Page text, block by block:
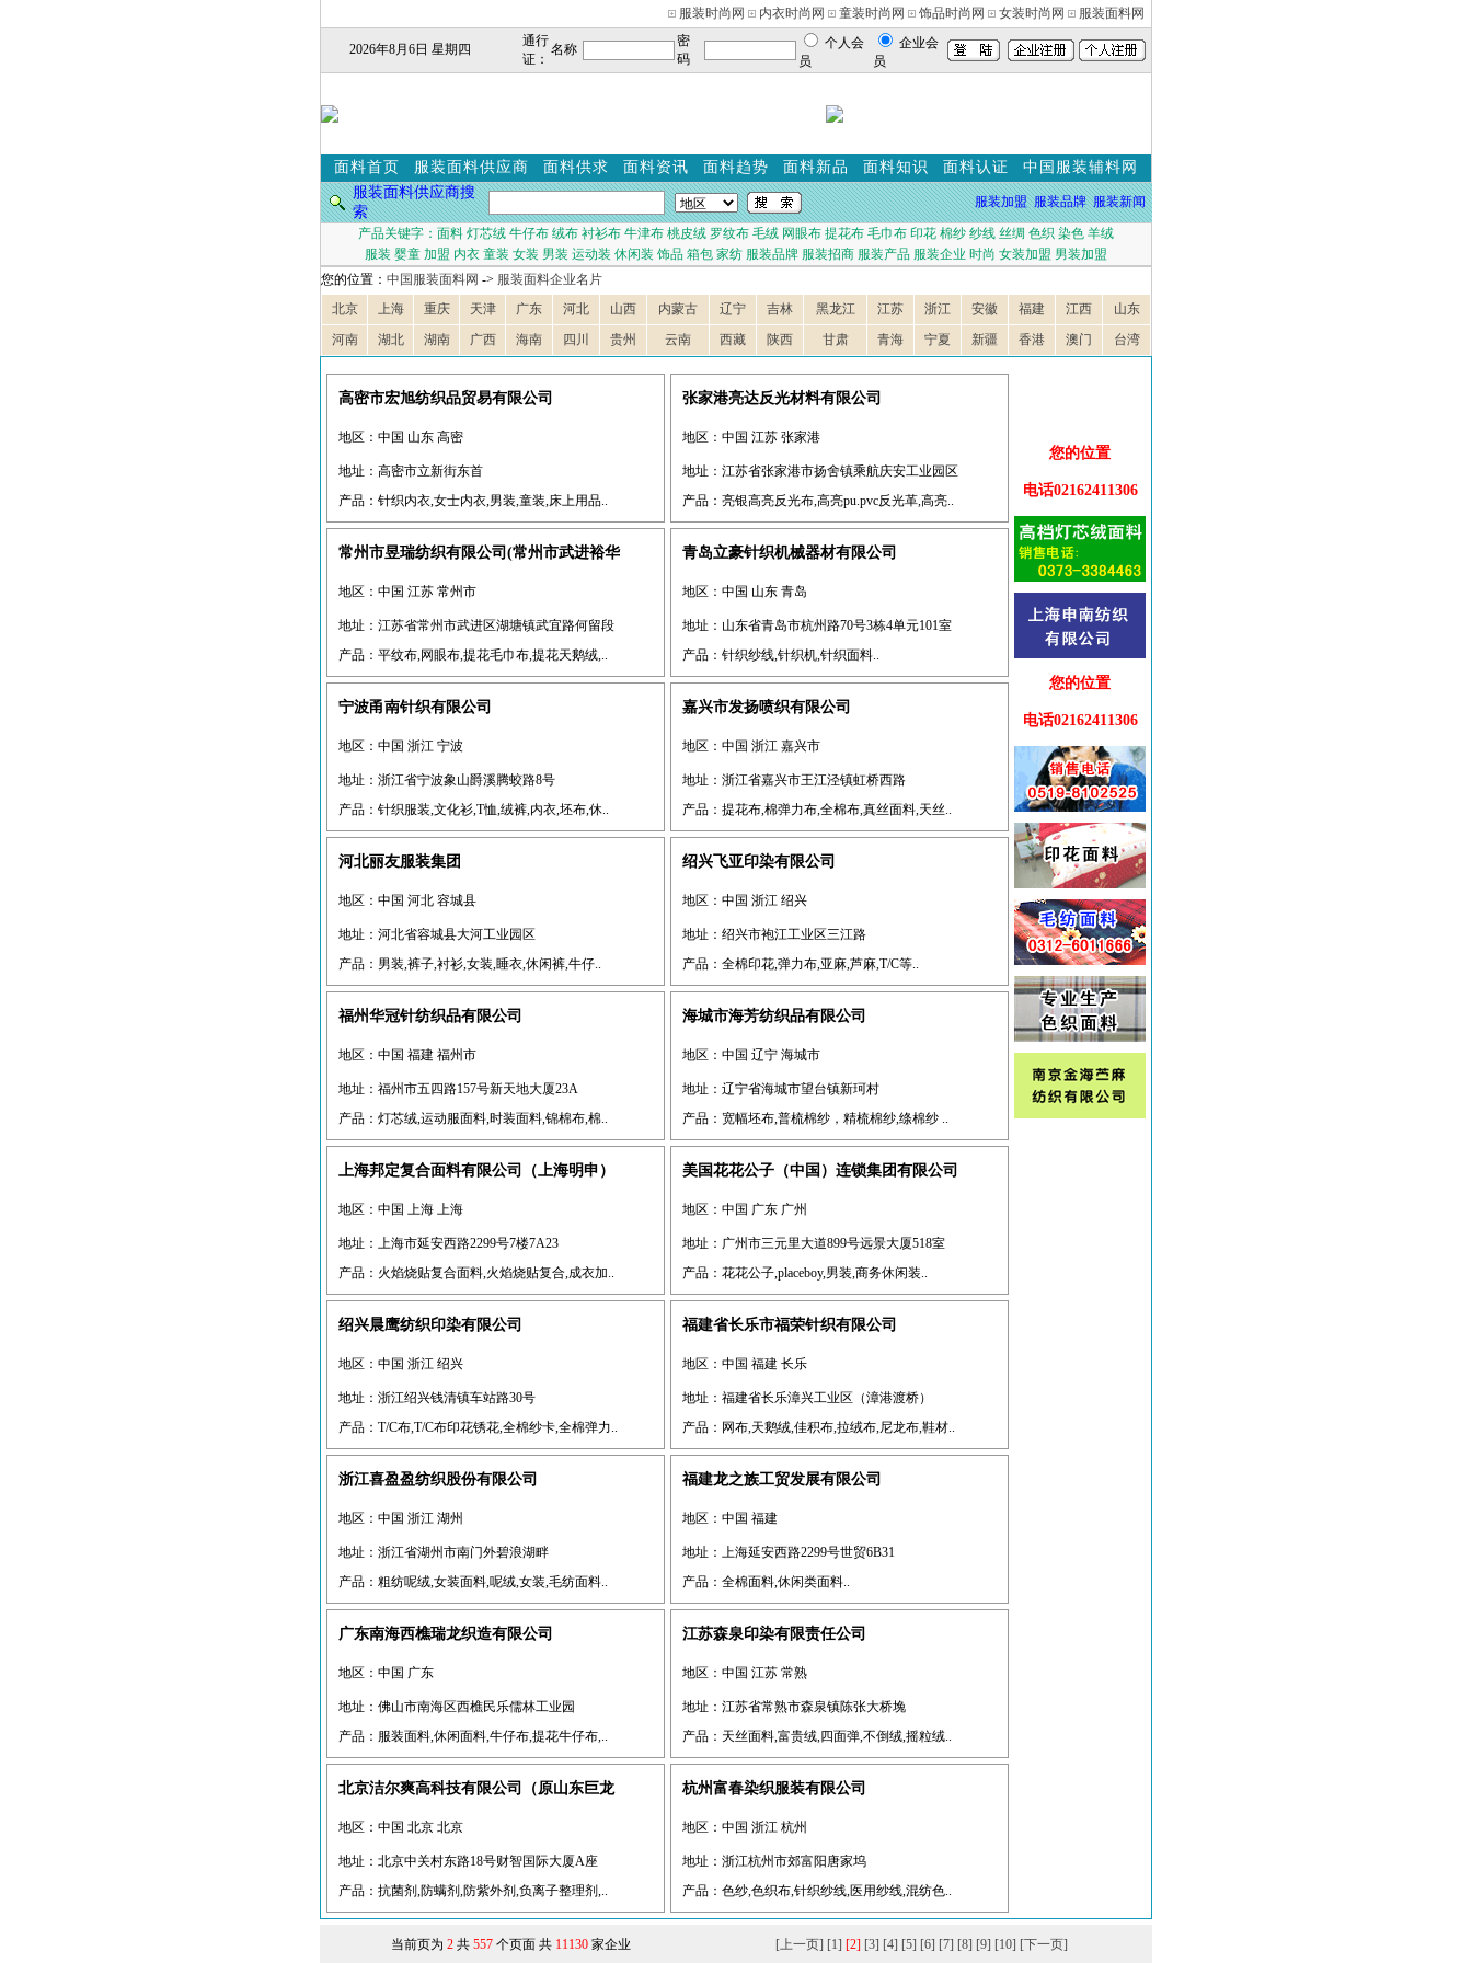
服装时尚网 内衣时尚网 童装时尚网 饰品时尚网 女装时尚网 服装面料网
2026年8月6日 星期四
通行
证：
名称
密
码
个人会
员
企业会
员
面料首页 服装面料供应商 面料供求 面料资讯 面料趋势 面料新品 面料知识 面料认证
中国服装辅料网
服装面料供应商搜
索
服装加盟 服装品牌 服装新闻
产品关键字： 面料 灯芯绒 牛仔布 绒布 衬衫布 牛津布 桃皮绒 罗纹布 毛绒 网眼布 提花布 毛巾布 印花 棉纱 纱线 丝绸 色织 染色 羊绒
服装 婴童 加盟 内衣 童装 女装 男装 运动装 休闲装 饰品 箱包 家纺 服装品牌 服装招商 服装产品 服装企业 时尚 女装加盟 男装加盟
您的位置： 中国服装面料网 -> 服装面料企业名片
北京
上海 重庆 天津 广东 河北 山西 内蒙古 辽宁 吉林 黑龙江 江苏 浙江 安徽 福建 江西
山东
河南
湖北 湖南 广西 海南 四川 贵州 云南 西藏 陕西 甘肃 青海 宁夏 新疆 香港 澳门 台湾
高密市宏旭纺织品贸易有限公司
地区：中国 山东 高密
地址：高密市立新街东首
产品：针织内衣,女士内衣,男装,童装,床上用品..
张家港亮达反光材料有限公司
地区：中国 江苏 张家港
地址：江苏省张家港市扬舍镇乘航庆安工业园区
产品：亮银高亮反光布,高亮pu.pvc反光革,高亮..
常州市昱瑞纺织有限公司(常州市武进裕华
地区：中国 江苏 常州市
地址：江苏省常州市武进区湖塘镇武宜路何留段
产品：平纹布,网眼布,提花毛巾布,提花天鹅绒,..
青岛立豪针织机械器材有限公司
地区：中国 山东 青岛
地址：山东省青岛市杭州路70号3栋4单元101室
产品：针织纱线,针织机,针织面料..
宁波甬南针织有限公司
地区：中国 浙江 宁波
地址：浙江省宁波象山爵溪腾蛟路8号
产品：针织服装,文化衫,T恤,绒裤,内衣,坯布,休..
嘉兴市发扬喷织有限公司
地区：中国 浙江 嘉兴市
地址：浙江省嘉兴市王江泾镇虹桥西路
产品：提花布,棉弹力布,全棉布,真丝面料,天丝..
河北丽友服装集团
地区：中国 河北 容城县
地址：河北省容城县大河工业园区
产品：男装,裤子,衬衫,女装,睡衣,休闲裤,牛仔..
绍兴飞亚印染有限公司
地区：中国 浙江 绍兴
地址：绍兴市袍江工业区三江路
产品：全棉印花,弹力布,亚麻,芦麻,T/C等..
福州华冠针纺织品有限公司
地区：中国 福建 福州市
地址：福州市五四路157号新天地大厦23A
产品：灯芯绒,运动服面料,时装面料,锦棉布,棉..
海城市海芳纺织品有限公司
地区：中国 辽宁 海城市
地址：辽宁省海城市望台镇新珂村
产品：宽幅坯布,普梳棉纱，精梳棉纱,绦棉纱 ..
上海邦定复合面料有限公司（上海明申）
地区：中国 上海 上海
地址：上海市延安西路2299号7楼7A23
产品：火焰烧贴复合面料,火焰烧贴复合,成衣加..
美国花花公子（中国）连锁集团有限公司
地区：中国 广东 广州
地址：广州市三元里大道899号远景大厦518室
产品：花花公子,placeboy,男装,商务休闲装..
绍兴晨鹰纺织印染有限公司
地区：中国 浙江 绍兴
地址：浙江绍兴钱清镇车站路30号
产品：T/C布,T/C布印花锈花,全棉纱卡,全棉弹力..
福建省长乐市福荣针织有限公司
地区：中国 福建 长乐
地址：福建省长乐漳兴工业区（漳港渡桥）
产品：网布,天鹅绒,佳积布,拉绒布,尼龙布,鞋材..
浙江喜盈盈纺织股份有限公司
地区：中国 浙江 湖州
地址：浙江省湖州市南门外碧浪湖畔
产品：粗纺呢绒,女装面料,呢绒,女装,毛纺面料..
福建龙之族工贸发展有限公司
地区：中国 福建
地址：上海延安西路2299号世贸6B31
产品：全棉面料,休闲类面料..
广东南海西樵瑞龙织造有限公司
地区：中国 广东
地址：佛山市南海区西樵民乐儒林工业园
产品：服装面料,休闲面料,牛仔布,提花牛仔布,..
江苏森泉印染有限责任公司
地区：中国 江苏 常熟
地址：江苏省常熟市森泉镇陈张大桥堍
产品：天丝面料,富贵绒,四面弹,不倒绒,摇粒绒..
北京洁尔爽高科技有限公司（原山东巨龙
地区：中国 北京 北京
地址：北京中关村东路18号财智国际大厦A座
产品：抗菌剂,防螨剂,防紫外剂,负离子整理剂,..
杭州富春染织服装有限公司
地区：中国 浙江 杭州
地址：浙江杭州市郊富阳唐家坞
产品：色纱,色织布,针织纱线,医用纱线,混纺色..
您的位置
电话02162411306
您的位置
电话02162411306
当前页为 2共 557个页面 共 11130家企业 [上一页] [1] [2] [3] [4] [5] [6] [7] [8] [9] [10] [下一页]